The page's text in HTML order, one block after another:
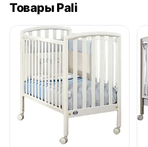
Товары Pali
● в наличии